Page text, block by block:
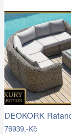
76939,-Kč